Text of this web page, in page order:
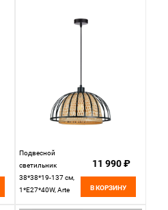
Подвесной
светильник
38*38*19-137 см,
1*E27*40W, Arte
11 990 ₽
В КОРЗИНУ